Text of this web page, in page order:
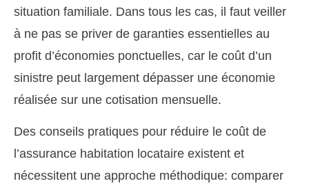
situation familiale. Dans tous les cas, il faut veiller
à ne pas se priver de garanties essentielles au
profit d’économies ponctuelles, car le coût d’un
sinistre peut largement dépasser une économie
réalisée sur une cotisation mensuelle.
Des conseils pratiques pour réduire le coût de
l’assurance habitation locataire existent et
nécessitent une approche méthodique: comparer